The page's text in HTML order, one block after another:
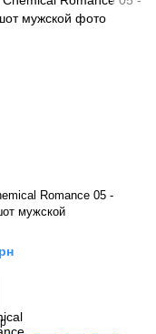
Romance 05 -
мужской